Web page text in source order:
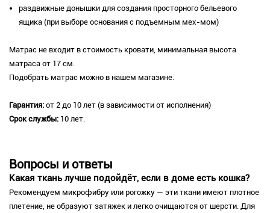
раздвижные донышки для создания просторного бельевого
ящика (при выборе основания с подъемным мех-мом)
Матрас не входит в стоимость кровати, минимальная высота
матраса от 17 см.
Подобрать матрас можно в нашем магазине.
Гарантия: от 2 до 10 лет (в зависимости от исполнения)
Срок службы: 10 лет.
Вопросы и ответы
Какая ткань лучше подойдёт, если в доме есть кошка?
Рекомендуем микрофибру или рогожку — эти ткани имеют плотное
плетение, не образуют затяжек и легко очищаются от шерсти. Для